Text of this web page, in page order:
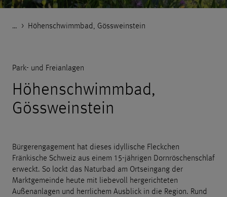
… Godelmann.de
> Referenzen
> Öffentlicher Raum
> Park- und Freianlagen
> Höhenschwimmbad, Gössweinstein
Park- und Freianlagen
Höhenschwimmbad,
Gössweinstein
Bürgerengagement hat dieses idyllische Fleckchen
Fränkische Schweiz aus einem 15-jährigen Dornröschenschlaf
erweckt. So lockt das Naturbad am Ortseingang der
Marktgemeinde heute mit liebevoll hergerichteten
Außenanlagen und herrlichem Ausblick in die Region. Rund